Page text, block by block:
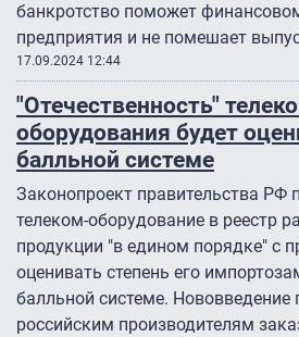
банкротство поможет
предприятия и не помешает
17.09.2024 12:44
"Отечественность"
оборудования будет
балльной системе
Законопроект правительства РФ
телеком-оборудование в реестр
продукции "в едином порядке" с
оценивать степень его
балльной системе. Нововведение
российским производителям